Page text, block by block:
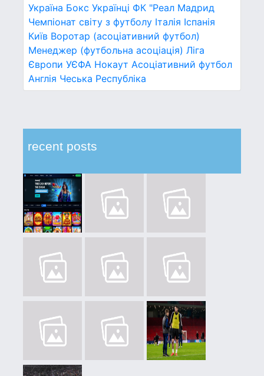
Україна Бокс Українці ФК "Реал Мадрид
Чемпіонат світу з футболу Італія Іспанія
Київ Воротар (асоціативний футбол)
Менеджер (футбольна асоціація) Ліга
Європи УЄФА Нокаут Асоціативний футбол
Англія Чеська Республіка
recent posts